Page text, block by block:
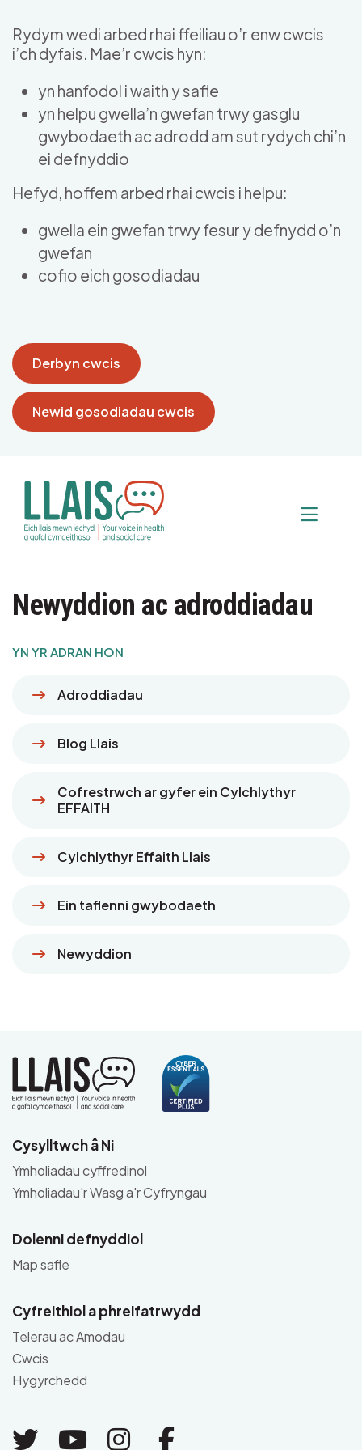
Rydym wedi arbed rhai ffeiliau o’r enw cwcis
i’ch dyfais. Mae’r cwcis hyn:
yn hanfodol i waith y safle
yn helpu gwella’n gwefan trwy gasglu
gwybodaeth ac adrodd am sut rydych chi’n
ei defnyddio
Hefyd, hoffem arbed rhai cwcis i helpu:
gwella ein gwefan trwy fesur y defnydd o’n
gwefan
cofio eich gosodiadau
Derbyn cwcis
Newid gosodiadau cwcis
Newyddion ac adroddiadau
YN YR ADRAN HON
Adroddiadau
Blog Llais
Cofrestrwch ar gyfer ein Cylchlythyr
EFFAITH
Cylchlythyr Effaith Llais
Ein taflenni gwybodaeth
Newyddion
Cysylltwch â Ni
Ymholiadau cyffredinol
Ymholiadau'r Wasg a'r Cyfryngau
Dolenni defnyddiol
Map safle
Cyfreithiol a phreifatrwydd
Telerau ac Amodau
Cwcis
Hygyrchedd
Link to Twitter
Link to Youtube
Link to Instagram
Link to